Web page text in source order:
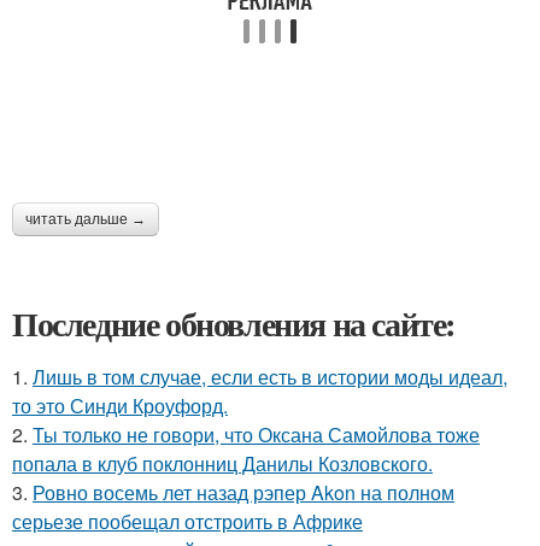
читать дальше →
Последние обновления на сайте:
1. Лишь в том случае, если есть в истории моды идеал,
то это Синди Кроуфорд.
2. Ты только не говори, что Оксана Самойлова тоже
попала в клуб поклонниц Данилы Козловского.
3. Ровно восемь лет назад рэпер Akon на полном
серьезе пообещал отстроить в Африке